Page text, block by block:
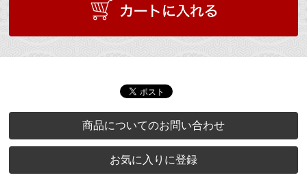
商品についてのお問い合わせ
お気に入りに登録